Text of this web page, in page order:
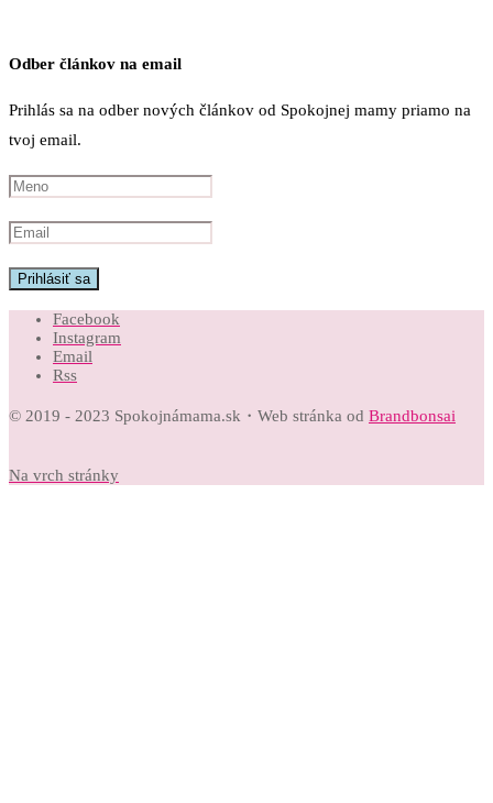
Odber článkov na email
Prihlás sa na odber nových článkov od Spokojnej mamy priamo na
tvoj email.
Facebook
Instagram
Email
Rss
© 2019 - 2023 Spokojnámama.sk・Web stránka od Brandbonsai
Na vrch stránky